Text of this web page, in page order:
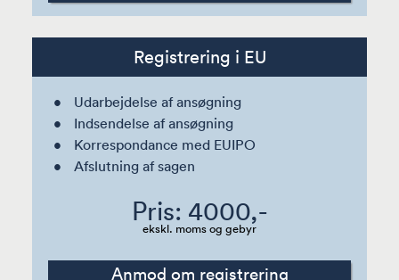
Registrering i EU
Udarbejdelse af ansøgning
Indsendelse af ansøgning
Korrespondance med EUIPO
Afslutning af sagen
Pris: 4000,-
ekskl. moms og gebyr
Anmod om registrering